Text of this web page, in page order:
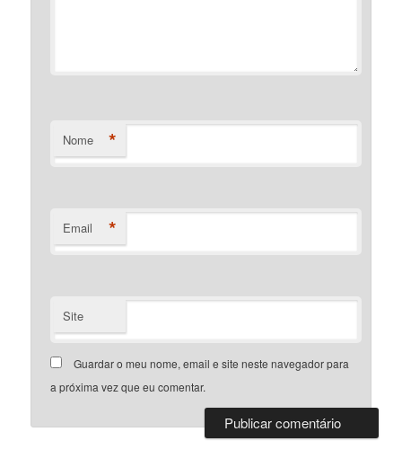
Nome *
Email *
Site
Guardar o meu nome, email e site neste navegador para
a próxima vez que eu comentar.